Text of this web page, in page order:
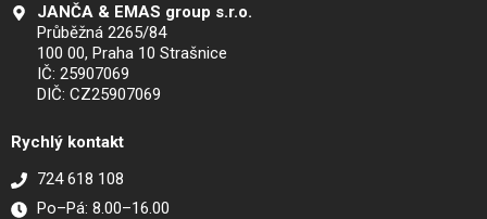
JANČA & EMAS group s.r.o.
Průběžná 2265/84
100 00, Praha 10 Strašnice
IČ: 25907069
DIČ: CZ25907069
Rychlý kontakt
724 618 108
Po–Pá: 8.00–16.00